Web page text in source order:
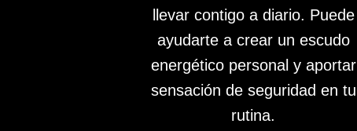
llevar contigo a diario. Puede
ayudarte a crear un escudo
energético personal y aportar
sensación de seguridad en tu
rutina.